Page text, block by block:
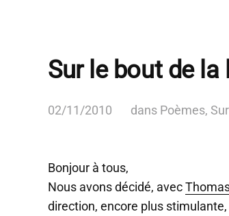
Sur le bout de
02/11/2010 dans Poèmes,
Bonjour à tous,
Nous avons décidé, avec
direction, encore plus